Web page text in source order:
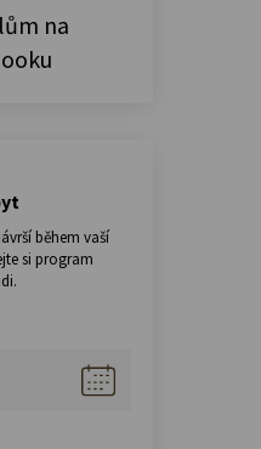
na
během vaší
si program